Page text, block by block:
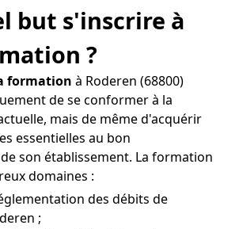
but s'inscrire à
?
formation à Roderen (68800)
de se conformer à la
mais de même d'acquérir
essentielles au bon
son établissement. La formation
domaines :
des débits de
;